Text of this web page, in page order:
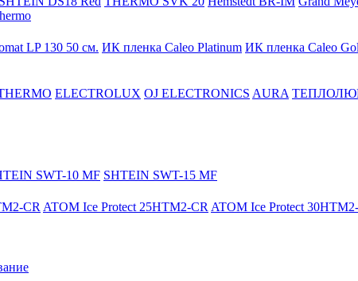
LP 130 50 cм. ИК пленка Caleo Platinum ИК пленка Caleo
ELECTROLUX OJ ELECTRONICS AURA
SWT-10 MF SHTEIN SWT-15 MF
CR ATOM Ice Protect 25HTM2-CR ATOM Ice Protect